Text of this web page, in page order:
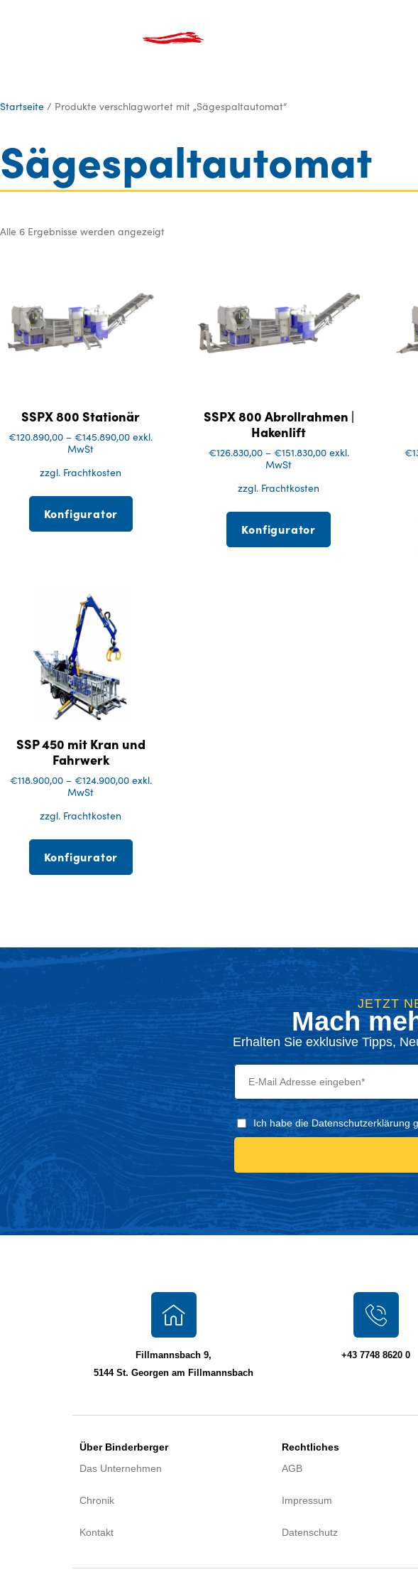
Startseite / Produkte verschlagwortet mit „Sägespaltautomat“
Sägespaltautomat
Alle 6 Ergebnisse werden angezeigt
SSPX 800 Stationär
€120.890,00 –€145.890,00 exkl.
MwSt
zzgl. Frachtkosten
Konfigurator
SSPX 800 Abrollrahmen |
Hakenlift
€126.830,00 – €151.830,00 exkl.
MwSt
zzgl. Frachtkosten
Konfigurator
€
SSP 450 mit Kran und
Fahrwerk
€118.900,00 – €124.900,00 exkl.
MwSt
zzgl. Frachtkosten
Konfigurator
JETZT
Mach
Erhalten Sie exklusive Tipps,
Ich habe die Datenschutzerklärung
Fillmannsbach 9,
5144 St. Georgen am Fillmannsbach
+43 7748 8620 0
Über Binderberger
Das Unternehmen
Chronik
Kontakt
Rechtliches
AGB
Impressum
Datenschutz